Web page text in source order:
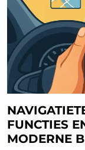
FUNCTIES
MODERNE